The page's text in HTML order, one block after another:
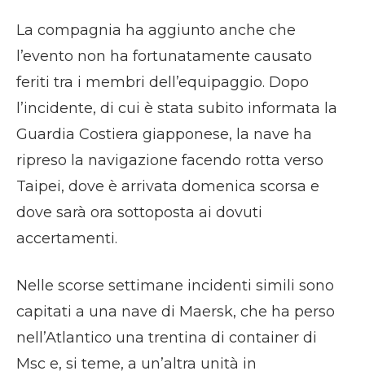
La compagnia ha aggiunto anche che
l’evento non ha fortunatamente causato
feriti tra i membri dell’equipaggio. Dopo
l’incidente, di cui è stata subito informata la
Guardia Costiera giapponese, la nave ha
ripreso la navigazione facendo rotta verso
Taipei, dove è arrivata domenica scorsa e
dove sarà ora sottoposta ai dovuti
accertamenti.
Nelle scorse settimane incidenti simili sono
capitati a una nave di Maersk, che ha perso
nell’Atlantico una trentina di container di
Msc e, si teme, a un’altra unità in